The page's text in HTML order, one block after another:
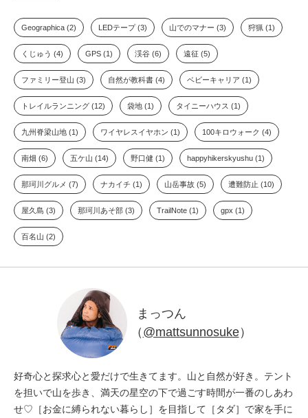
Geographica (2) LEDテープ (3) 山でのマナー (3) 狩猟 (1)
くじゅう (4) GPS (1) 渓谷 (6) 遠征 (5)
ファミリー登山 (3) 自然が教科書 (4) ベビーキャリア (1)
トレイルランニング (12) 袋地 (1) タイニーハウス (1)
九州脊梁山地 (1) ワイヤレスイヤホン (1) 100キロウォーク (4)
南畑 (6) 五ケ山 (14) 野口健 (1) happyhikerskyushu (1)
那珂川グルメ (7) ナカイチ (1) 山岳事故 (5) 遭難防止 (10)
屋久島 (3) 那珂川あそ部 (3) TrailNote (1) gpx (1)
百名山 (2)
まっつん
（ @mattsunnosuke）
好奇心と探求心と愛だけで生きてます。山と自然が好き。テント
を担いで山を歩き、満天の星空の下で過ごす時間が一番のしあわ
せ♡［お金に縛られない暮らし］を目指して［タダ］で家を手に